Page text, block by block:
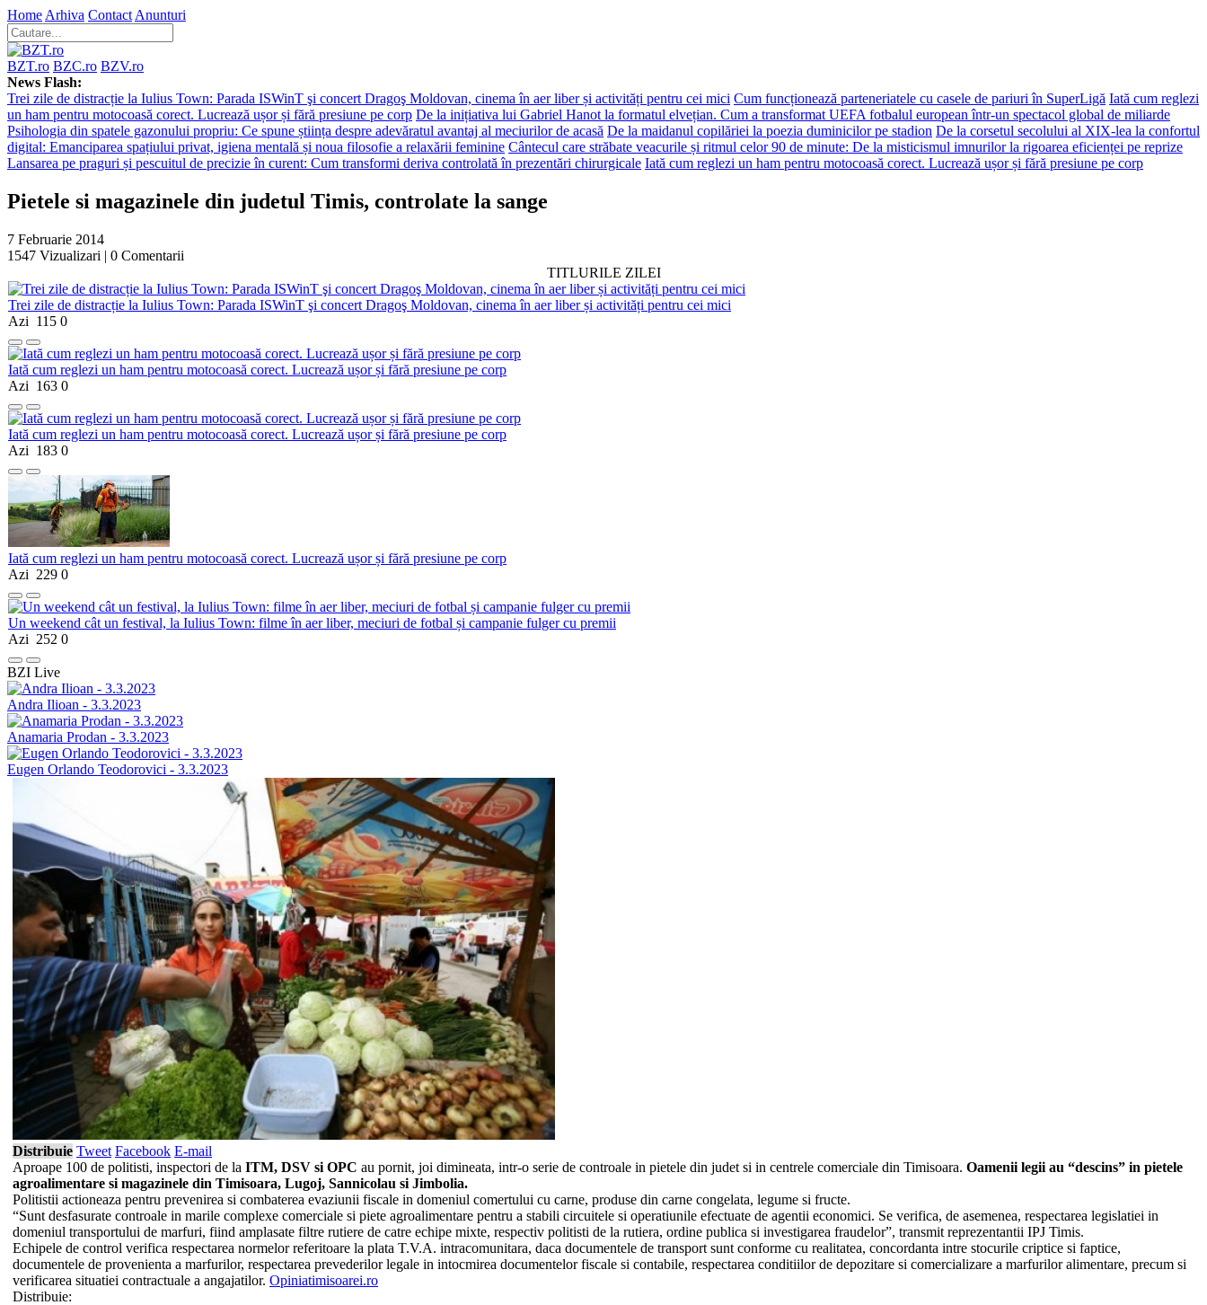
Home Arhiva Contact Anunturi
BZT.ro BZC.ro BZV.ro
News Flash:
Trei zile de distracție la Iulius Town: Parada ISWinT şi concert Dragoş Moldovan, cinema în aer liber și activități pentru cei mici Cum funcționează parteneriatele cu casele de pariuri în SuperLigă Iată cum reglezi
un ham pentru motocoasă corect. Lucrează ușor și fără presiune pe corp De la inițiativa lui Gabriel Hanot la formatul elvețian. Cum a transformat UEFA fotbalul european într-un spectacol global de miliarde
Psihologia din spatele gazonului propriu: Ce spune știința despre adevăratul avantaj al meciurilor de acasă De la maidanul copilăriei la poezia duminicilor pe stadion De la corsetul secolului al XIX-lea la confortul
digital: Emanciparea spațiului privat, igiena mentală și noua filosofie a relaxării feminine Cântecul care străbate veacurile și ritmul celor 90 de minute: De la misticismul imnurilor la rigoarea eficienței pe reprize
Lansarea pe praguri și pescuitul de precizie în curent: Cum transformi deriva controlată în prezentări chirurgicale Iată cum reglezi un ham pentru motocoasă corect. Lucrează ușor și fără presiune pe corp
Pietele si magazinele din judetul Timis, controlate la sange
7 Februarie 2014
1547 Vizualizari | 0 Comentarii
TITLURILE ZILEI
Trei zile de distracție la Iulius Town: Parada ISWinT şi concert Dragoş Moldovan, cinema în aer liber și activități pentru cei mici
Azi 115 0
Iată cum reglezi un ham pentru motocoasă corect. Lucrează ușor și fără presiune pe corp
Azi 163 0
Iată cum reglezi un ham pentru motocoasă corect. Lucrează ușor și fără presiune pe corp
Azi 183 0
Iată cum reglezi un ham pentru motocoasă corect. Lucrează ușor și fără presiune pe corp
Azi 229 0
Un weekend cât un festival, la Iulius Town: filme în aer liber, meciuri de fotbal și campanie fulger cu premii
Azi 252 0
BZI Live
Andra Ilioan - 3.3.2023
Anamaria Prodan - 3.3.2023
Eugen Orlando Teodorovici - 3.3.2023
Distribuie Tweet Facebook E-mail
Aproape 100 de politisti, inspectori de la ITM, DSV si OPC au pornit, joi dimineata, intr-o serie de controale in pietele din judet si in centrele comerciale din Timisoara. Oamenii legii au “descins” in pietele
agroalimentare si magazinele din Timisoara, Lugoj, Sannicolau si Jimbolia.
Politistii actioneaza pentru prevenirea si combaterea evaziunii fiscale in domeniul comertului cu carne, produse din carne congelata, legume si fructe.
“Sunt desfasurate controale in marile complexe comerciale si piete agroalimentare pentru a stabili circuitele si operatiunile efectuate de agentii economici. Se verifica, de asemenea, respectarea legislatiei in
domeniul transportului de marfuri, fiind amplasate filtre rutiere de catre echipe mixte, respectiv politisti de la rutiera, ordine publica si investigarea fraudelor”, transmit reprezentantii IPJ Timis.
Echipele de control verifica respectarea normelor referitoare la plata T.V.A. intracomunitara, daca documentele de transport sunt conforme cu realitatea, concordanta intre stocurile criptice si faptice,
documentele de provenienta a marfurilor, respectarea prevederilor legale in intocmirea documentelor fiscale si contabile, respectarea conditiilor de depozitare si comercializare a marfurilor alimentare, precum si
verificarea situatiei contractuale a angajatilor. Opiniatimisoarei.ro
Distribuie: